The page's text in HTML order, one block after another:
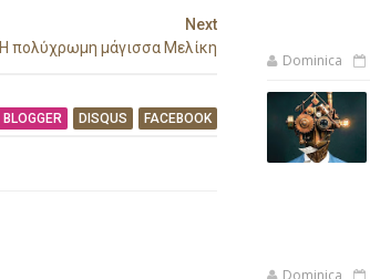
Next
Η πολύχρωμη μάγισσα Μελίκη
BLOGGER DISQUS FACEBOOK
Dominica
Dominica